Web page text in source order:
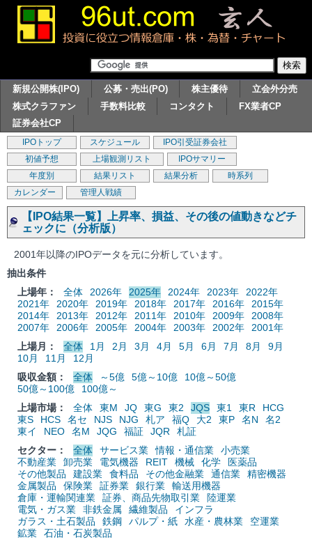
新規公開株(IPO) 公募・売出(PO) 株主優待
立会外分売
株式クラファン
手数料比較 コンタクト
FX業者CP
証券会社CP
IPOトップ スケジュール
IPO引受証券会社
初値予想
上場観測リスト
IPOサマリー
年度別
結果リスト 結果分析
時系列
カレンダー
管理人戦績
【IPO結果一覧】上昇率、損益、その後の値動きなどチ
ェックに（分析版）
2001年以降のIPOデータを元に分析しています。
抽出条件
上場年：
全体 2026年 2025年 2024年 2023年
2022年
2021年
2020年 2019年 2018年 2017年 2016年
2015年
2014年
2013年 2012年 2011年 2010年 2009年
2008年
2007年
2006年 2005年 2004年 2003年 2002年
2001年
上場月：
全体 1月 2月 3月 4月 5月 6月 7月 8月
9月
10月
11月
12月
吸収金額：
全体 ～5億 5億～10億
10億～50億
50億～100億
100億～
上場市場：
全体 東M JQ 東G 東2 JQS 東1 東R
HCG
東S
HCS 名セ NJS NJG 札ア 福Q 大2 東P 名N
名2
東イ
NEO 名M JQG 福証 JQR
札証
セクター：
全体 サービス業 情報・通信業
小売業
不動産業
卸売業 電気機器 REIT 機械 化学
医薬品
その他製品
建設業 食料品 その他金融業 通信業
精密機器
金属製品
保険業 証券業 銀行業
輸送用機器
倉庫・運輸関連業
証券、商品先物取引業
陸運業
電気・ガス業
非鉄金属 繊維製品
インフラ
ガラス・土石製品
鉄鋼 パルプ・紙 水産・農林業
空運業
鉱業
石油・石炭製品